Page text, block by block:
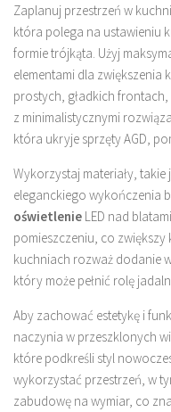
Zaplanuj przestrzeń w
która polega na ustawieniu
formie trójkąta. Użyj
elementami dla zwiększenia
prostych, gładkich
z minimalistycznymi
która ukryje sprzęty AGD,
Wykorzystaj materiały, takie
eleganckiego wykończenia
oświetlenie LED nad
pomieszczeniu, co
kuchniach rozważ dodanie
który może pełnić rolę
Aby zachować estetykę i
naczynia w przeszklonych
które podkreśli styl
wykorzystać przestrzeń, w
zabudowę na wymiar, co